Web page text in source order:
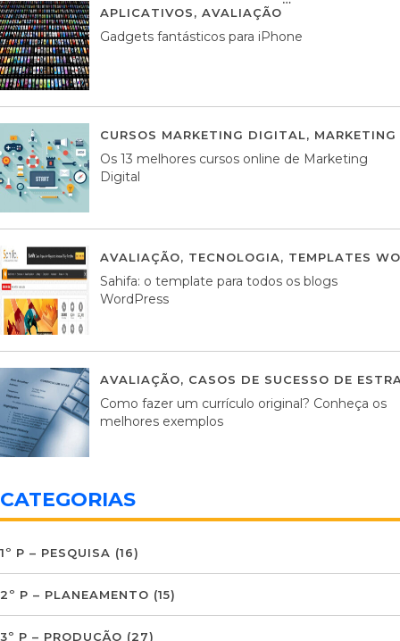
APLICATIVOS, AVALIAÇÃO
Gadgets fantásticos para iPhone
CURSOS MARKETING DIGITAL,
Os 13 melhores cursos online de Marketing
Digital
AVALIAÇÃO, TECNOLOGIA, TEMPLATES
Sahifa: o template para todos os blogs
WordPress
AVALIAÇÃO, CASOS DE SUCESSO DE
Como fazer um currículo original? Conheça os
melhores exemplos
CATEGORIAS
1º P – PESQUISA (16)
2º P – PLANEAMENTO (15)
3º P – PRODUÇÃO (27)